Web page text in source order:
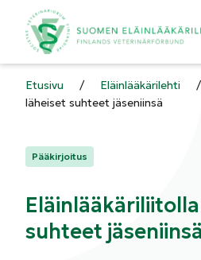
Etusivu / Eläinlääkärilehti /
läheiset suhteet jäseniinsä
Kategoriat:
Pääkirjoitus
suhteet jäseniinsä